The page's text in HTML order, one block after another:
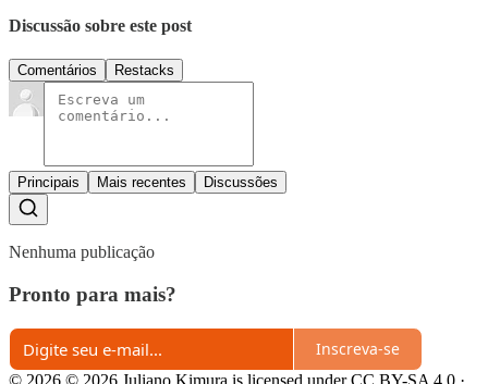
Discussão sobre este post
Comentários Restacks
Principais Mais recentes Discussões
Nenhuma publicação
Pronto para mais?
Inscreva-se
© 2026 © 2026 Juliano Kimura is licensed under CC BY-SA 4.0 ·